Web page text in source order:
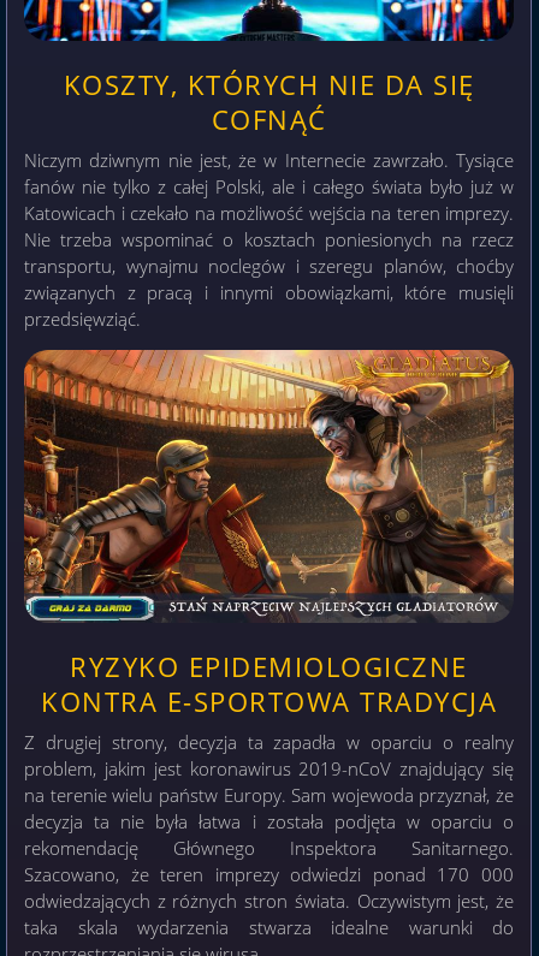
KOSZTY, KTÓRYCH NIE DA SIĘ
COFNĄĆ
Niczym dziwnym nie jest, że w Internecie zawrzało. Tysiące
fanów nie tylko z całej Polski, ale i całego świata było już w
Katowicach i czekało na możliwość wejścia na teren imprezy.
Nie trzeba wspominać o kosztach poniesionych na rzecz
transportu, wynajmu noclegów i szeregu planów, choćby
związanych z pracą i innymi obowiązkami, które musięli
przedsięwziąć.
RYZYKO EPIDEMIOLOGICZNE
KONTRA E-SPORTOWA TRADYCJA
Z drugiej strony, decyzja ta zapadła w oparciu o realny
problem, jakim jest koronawirus 2019-nCoV znajdujący się
na terenie wielu państw Europy. Sam wojewoda przyznał, że
decyzja ta nie była łatwa i została podjęta w oparciu o
rekomendację Głównego Inspektora Sanitarnego.
Szacowano, że teren imprezy odwiedzi ponad 170 000
odwiedzających z różnych stron świata. Oczywistym jest, że
taka skala wydarzenia stwarza idealne warunki do